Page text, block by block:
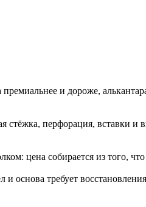
премиальнее и дороже,
перфорация, вставки
цена собирается из того,
требует